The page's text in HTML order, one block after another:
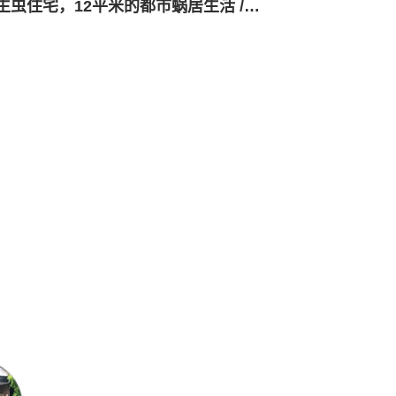
寄生虫住宅，12平米的都市蜗居生活 / El Sindicato Arquitectura